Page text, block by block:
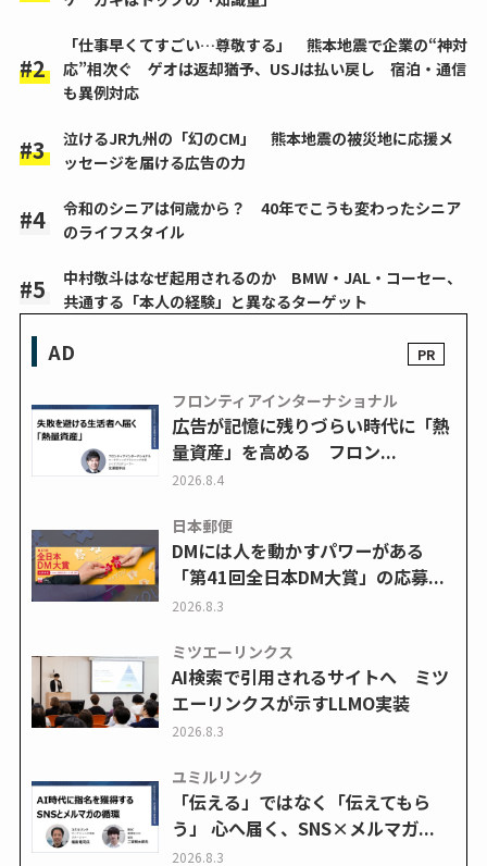
「仕事早くてすごい…尊敬する」 熊本地震で企業の“神対
応”相次ぐ ゲオは返却猶予、USJは払い戻し 宿泊・通信
も異例対応
泣けるJR九州の「幻のCM」 熊本地震の被災地に応援メ
ッセージを届ける広告の力
令和のシニアは何歳から？ 40年でこうも変わったシニア
のライフスタイル
中村敬斗はなぜ起用されるのか BMW・JAL・コーセー、
共通する「本人の経験」と異なるターゲット
AD
フロンティアインターナショナル
広告が記憶に残りづらい時代に「熱
量資産」を高める フロン...
2026.8.4
日本郵便
DMには人を動かすパワーがある
「第41回全日本DM大賞」の応募...
2026.8.3
ミツエーリンクス
AI検索で引用されるサイトへ ミツ
エーリンクスが示すLLMO実装
2026.8.3
ユミルリンク
「伝える」ではなく「伝えてもら
う」 心へ届く、SNS×メルマガ...
2026.8.3